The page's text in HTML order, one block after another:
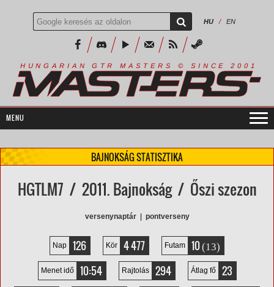
HU / EN
H U N G A R I A N G T R M A S T E R S © S I N C E 2 0 0 1
BAJNOKSÁG STATISZTIKA
HGTLM7 / 2011. Bajnokság / Őszi szezon
versenynaptár| pontverseny
Nap 126 Kör 4 477 Futam 10(13)
Menet idő 10:54 Rajtolás 294 Átlag fő 23